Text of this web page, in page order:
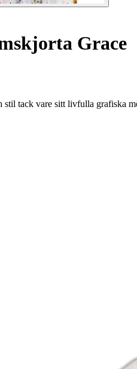
Grace
tack vare sitt livfulla grafiska